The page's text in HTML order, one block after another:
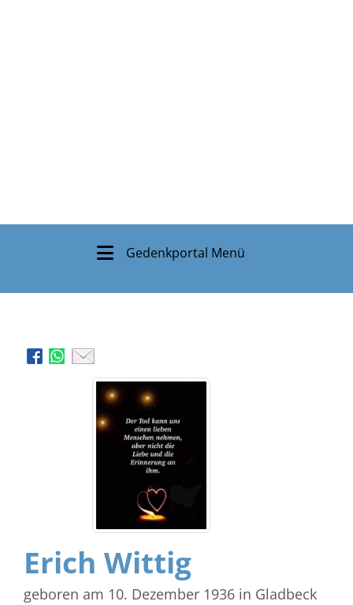
Gedenkportal Menü
Erich Wittig
geboren am 10. Dezember 1936 in Gladbeck